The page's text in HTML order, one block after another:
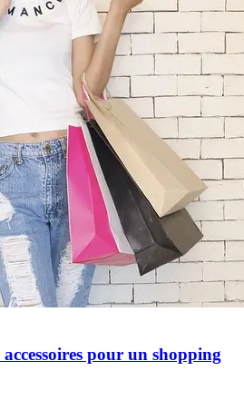
pour un shopping